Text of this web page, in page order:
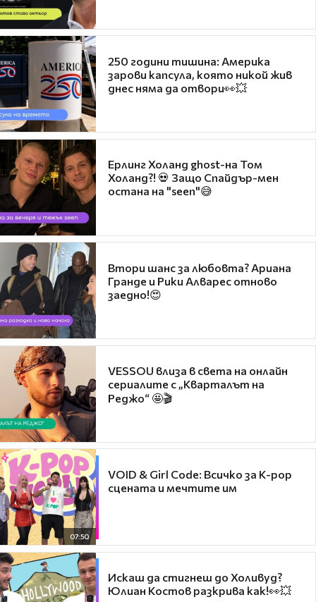
250 години тишина: Америка
зарови капсула, която никой жив
днес няма да отвори👀💥
Ерлинг Холанд ghost-на Том
Холанд?! 💀 Защо Спайдър-мен
остана на "seen"😅
Втори шанс за любовта? Ариана
Гранде и Рики Алварес отново
заедно!😍
VESSOU влиза в света на онлайн
сериалите с „Кварталът на
Реджо“ 🤩🎬
07:50
VOID & Girl Code: Всичко за K-pop
сцената и мечтите им
Искаш да стигнеш до Холивуд?
Юлиан Костов разкрива как!👀💥